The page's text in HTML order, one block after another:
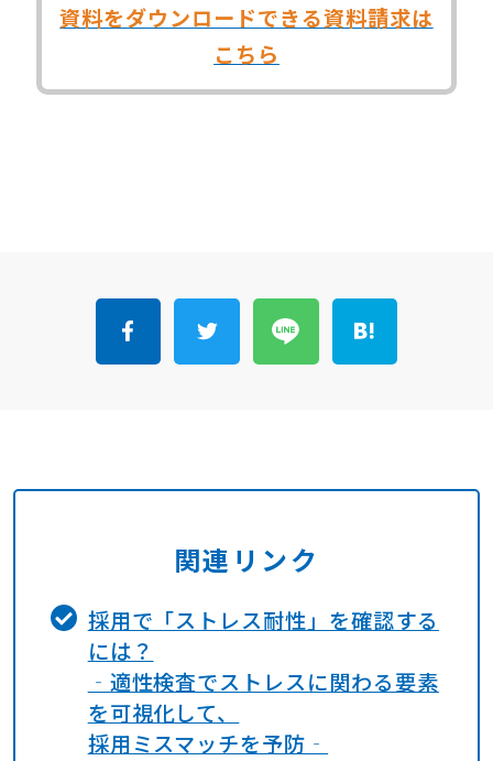
資料をダウンロードできる資料請求は
こちら
関連リンク
採用で「ストレス耐性」を確認する
には？
‐適性検査でストレスに関わる要素
を可視化して、
採用ミスマッチを予防‐